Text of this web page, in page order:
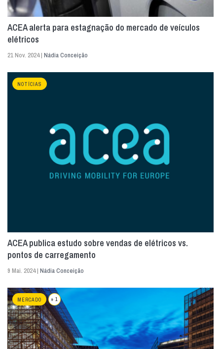
ACEA alerta para estagnação do mercado de veículos
elétricos
21 Nov. 2024 | Nádia Conceição
NOTÍCIAS
ACEA publica estudo sobre vendas de elétricos vs.
pontos de carregamento
9 Mai. 2024 | Nádia Conceição
MERCADO + 1